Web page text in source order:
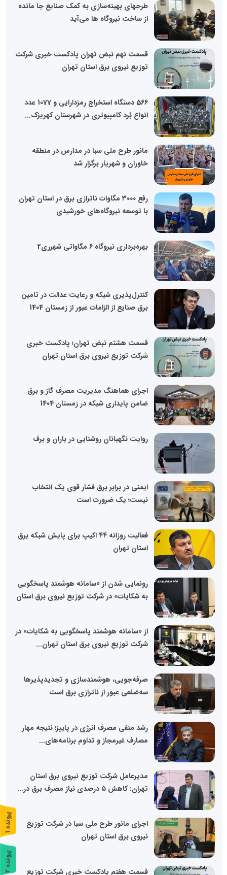
طرحهای بهینه‌سازی به کمک صنایع جا مانده
از ساخت نیروگاه ها می‌آید
قسمت نهم نبض تهران پادکست خبری شرکت
توزیع نیروی برق استان تهران
566 دستگاه استخراج رمزدارایی و 1077 عدد
انواع بُرد کامپیوتری در شهرستان کهریزک...
مانور طرح ملی سبا در مدارس در منطقه
خاوران و شهریار برگزار شد
رفع ۳۰۰۰ مگاوات ناترازی برق در استان تهران
با توسعه نیروگاه‌های خورشیدی
بهره‌برداری نیروگاه 6 مگاواتی شهرری2
کنترل‌پذیری شبکه و رعایت عدالت در تامین
برق صنایع از الزامات عبور از زمستان 1404
قسمت هشتم نبض تهران؛ پادکست خبری
شرکت توزیع نیروی برق استان تهران
اجرای هماهنگ مدیریت مصرف گاز و برق
ضامن پایداری شبکه در زمستان 1404
روایت نگهبانان روشنایی در باران و برف
ایمنی در برابر برق فشار قوی یک انتخاب
نیست؛ یک ضرورت است
فعالیت روزانه ۴۴ اکیپ برای پایش شبکه برق
استان تهران
رونمایی شدن از «سامانه هوشمند پاسخگویی
به شکایات» در شرکت توزیع نیروی برق استان
از «سامانه هوشمند پاسخگویی به شکایات» در
شرکت توزیع نیروی برق استان تهران...
صرفه‌جویی، هوشمندسازی و تجدیدپذیرها
سه‌ضلعی عبور از ناترازی برق است
رشد منفی مصرف انرژی در پاییز؛ نتیجه مهار
مصارف غیرمجاز و تداوم برنامه‌های...
مدیرعامل شرکت توزیع نیروی برق استان
تهران: کاهش ۵ درصدی نیاز مصرف برق در...
اجرای مانور طرح ملی سبا در شرکت توزیع
نیروی برق استان تهران
قسمت هفتم پادکست خبری شرکت توزیع
پ
ر
و
ن
د
ه
1
پ
ر
و
ن
د
ه
2